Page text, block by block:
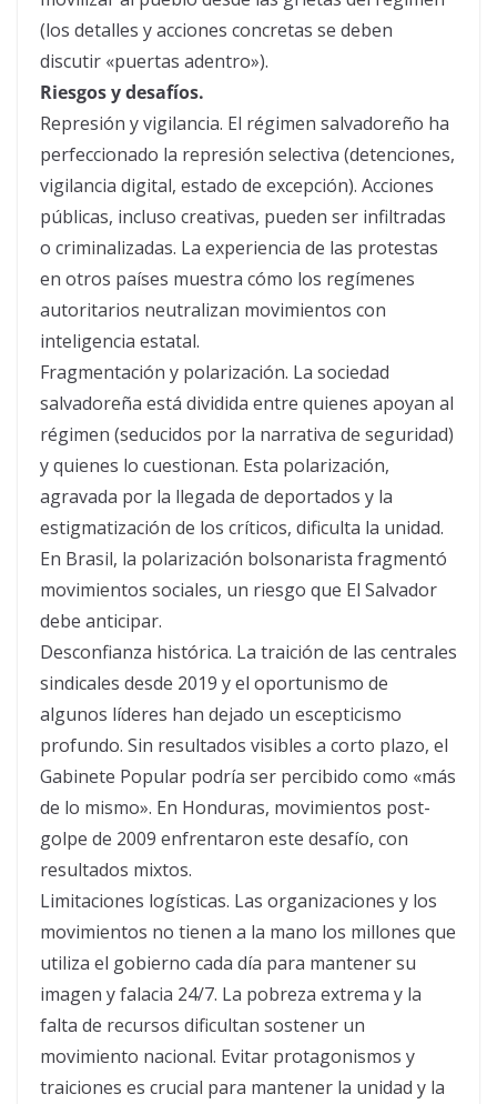
(los detalles y acciones concretas se deben
discutir «puertas adentro»).
Riesgos y desafíos.
Represión y vigilancia. El régimen salvadoreño ha
perfeccionado la represión selectiva (detenciones,
vigilancia digital, estado de excepción). Acciones
públicas, incluso creativas, pueden ser infiltradas
o criminalizadas. La experiencia de las protestas
en otros países muestra cómo los regímenes
autoritarios neutralizan movimientos con
inteligencia estatal.
Fragmentación y polarización. La sociedad
salvadoreña está dividida entre quienes apoyan al
régimen (seducidos por la narrativa de seguridad)
y quienes lo cuestionan. Esta polarización,
agravada por la llegada de deportados y la
estigmatización de los críticos, dificulta la unidad.
En Brasil, la polarización bolsonarista fragmentó
movimientos sociales, un riesgo que El Salvador
debe anticipar.
Desconfianza histórica. La traición de las centrales
sindicales desde 2019 y el oportunismo de
algunos líderes han dejado un escepticismo
profundo. Sin resultados visibles a corto plazo, el
Gabinete Popular podría ser percibido como «más
de lo mismo». En Honduras, movimientos post-
golpe de 2009 enfrentaron este desafío, con
resultados mixtos.
Limitaciones logísticas. Las organizaciones y los
movimientos no tienen a la mano los millones que
utiliza el gobierno cada día para mantener su
imagen y falacia 24/7. La pobreza extrema y la
falta de recursos dificultan sostener un
movimiento nacional. Evitar protagonismos y
traiciones es crucial para mantener la unidad y la